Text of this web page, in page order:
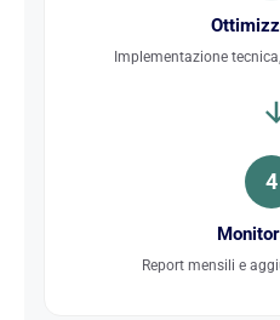
Implementazione
4
Report mensili e